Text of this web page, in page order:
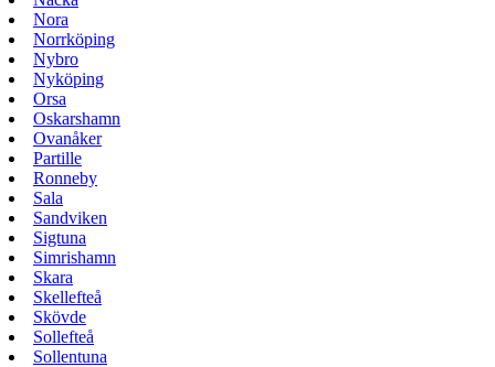
Nora
Norrköping
Nybro
Nyköping
Orsa
Oskarshamn
Ovanåker
Partille
Ronneby
Sala
Sandviken
Sigtuna
Simrishamn
Skara
Skellefteå
Skövde
Sollefteå
Sollentuna